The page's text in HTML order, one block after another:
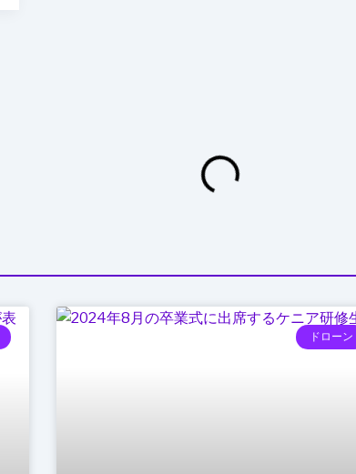
ドローン